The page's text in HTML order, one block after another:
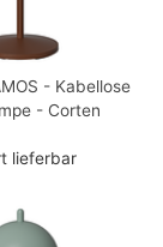
- Kabellose
- Corten
lieferbar